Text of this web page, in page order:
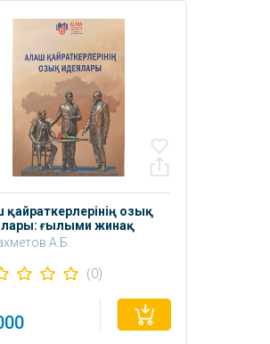
қайраткерлерінің озық
ғылыми жинақ
А.Б.
(0)